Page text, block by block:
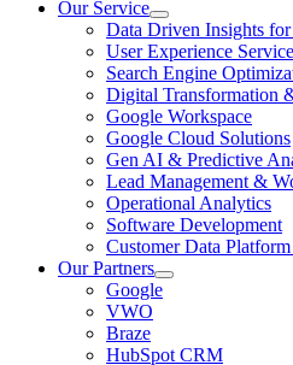
Our Service
Data Driven Insights
User Experience
Search Engine
Digital Transformation
Google Workspace
Google Cloud Solutions
Gen AI & Predictive
Lead Management &
Operational Analytics
Software Development
Customer Data
Our Partners
Google
VWO
Braze
HubSpot CRM